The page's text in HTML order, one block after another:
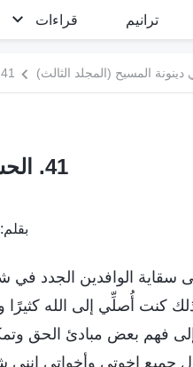
ترانيم قراءات
المسيح (المجلد الثالث) 41. الحسد شيء مقيت
41. الحسد شيء مقيت
كنت أُصلِّي إلى الله
فهم بعض مبادئ الحق
جميع إخوتي وأخواتي